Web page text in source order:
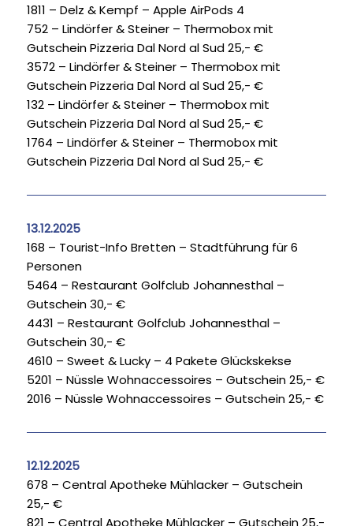
1811 – Delz & Kempf – Apple AirPods 4
752 – Lindörfer & Steiner – Thermobox mit
Gutschein Pizzeria Dal Nord al Sud 25,- €
3572 – Lindörfer & Steiner – Thermobox mit
Gutschein Pizzeria Dal Nord al Sud 25,- €
132 – Lindörfer & Steiner – Thermobox mit
Gutschein Pizzeria Dal Nord al Sud 25,- €
1764 – Lindörfer & Steiner – Thermobox mit
Gutschein Pizzeria Dal Nord al Sud 25,- €
13.12.2025
168 – Tourist-Info Bretten – Stadtführung für 6
Personen
5464 – Restaurant Golfclub Johannesthal –
Gutschein 30,- €
4431 – Restaurant Golfclub Johannesthal –
Gutschein 30,- €
4610 – Sweet & Lucky – 4 Pakete Glückskekse
5201 – Nüssle Wohnaccessoires – Gutschein 25,- €
2016 – Nüssle Wohnaccessoires – Gutschein 25,- €
12.12.2025
678 – Central Apotheke Mühlacker – Gutschein
25,- €
821 – Central Apotheke Mühlacker – Gutschein 25,-